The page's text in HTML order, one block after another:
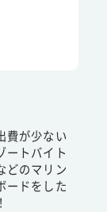
費が少ない
ートバイト
どのマリン
ードをした